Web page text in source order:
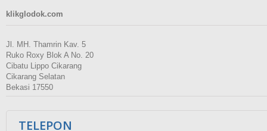
klikglodok.com
Jl. MH. Thamrin Kav. 5
Ruko Roxy Blok A No. 20
Cibatu Lippo Cikarang
Cikarang Selatan
Bekasi 17550
TELEPON